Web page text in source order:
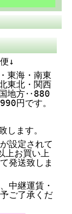
↓
東海・南東
東北・関西
地方‥880
円です。
します。
設定されて
上お買い上
発送致しま
中継運賃・
ご了承くだ